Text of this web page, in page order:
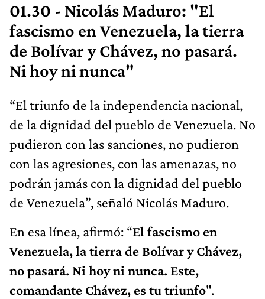
01.30 - Nicolás Maduro: "El
fascismo en Venezuela, la tierra
de Bolívar y Chávez, no pasará.
Ni hoy ni nunca"
“El triunfo de la independencia nacional,
de la dignidad del pueblo de Venezuela. No
pudieron con las sanciones, no pudieron
con las agresiones, con las amenazas, no
podrán jamás con la dignidad del pueblo
de Venezuela”, señaló Nicolás Maduro.
En esa línea, afirmó: “El fascismo en
Venezuela, la tierra de Bolívar y Chávez,
no pasará. Ni hoy ni nunca. Este,
comandante Chávez, es tu triunfo".